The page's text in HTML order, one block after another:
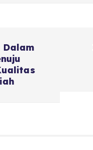
Dalam